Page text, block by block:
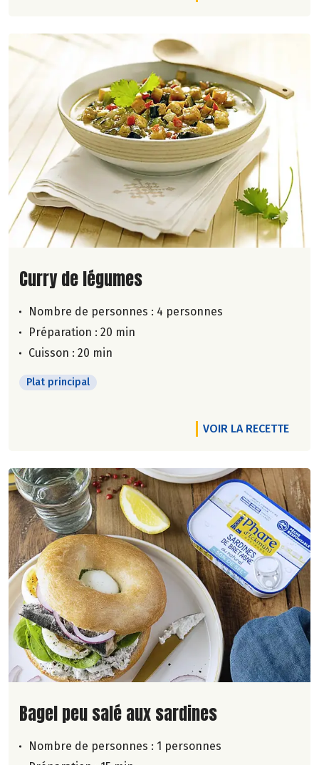
Lire la suite de la recette
Curry de légumes
Nombre de personnes : 4 personnes
Préparation : 20 min
Cuisson : 20 min
Plat principal
VOIR LA RECETTE
Lire la suite de la recette
Bagel peu salé aux sardines
Nombre de personnes : 1 personnes